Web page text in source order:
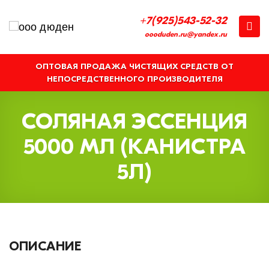
+7(925)543-52-32
oooduden.ru@yandex.ru
ОПТОВАЯ ПРОДАЖА ЧИСТЯЩИХ СРЕДСТВ ОТ
НЕПОСРЕДСТВЕННОГО ПРОИЗВОДИТЕЛЯ
СОЛЯНАЯ ЭССЕНЦИЯ
5000 МЛ (КАНИСТРА
5Л)
ОПИСАНИЕ